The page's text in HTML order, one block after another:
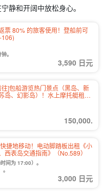
静和开阔中放松身心。
船前可
106)
。
3,590 日元
]包船游览热门景点（黑岛、新
岛、幻影岛）！水上摩托艇租赁
《接送・含午餐》（577 号）
150,000.
捷地移动！电动脚踏板出租《小
西表岛交通指南》（No.589）
间为 17:00）。
3,000 日元